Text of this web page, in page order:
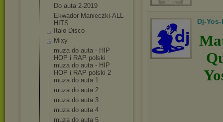
Do auta 2-2019
Ekwador Manieczki-ALL
HITS
Italo Disco
Mixy
muza do auta - HIP
HOP i RAP polski
muza do auta - HIP
HOP i RAP polski 2
muza do auta 1
muza do auta 2
muza do auta 3
muza do auta 4
muza do auta 5
Dj-Yos-